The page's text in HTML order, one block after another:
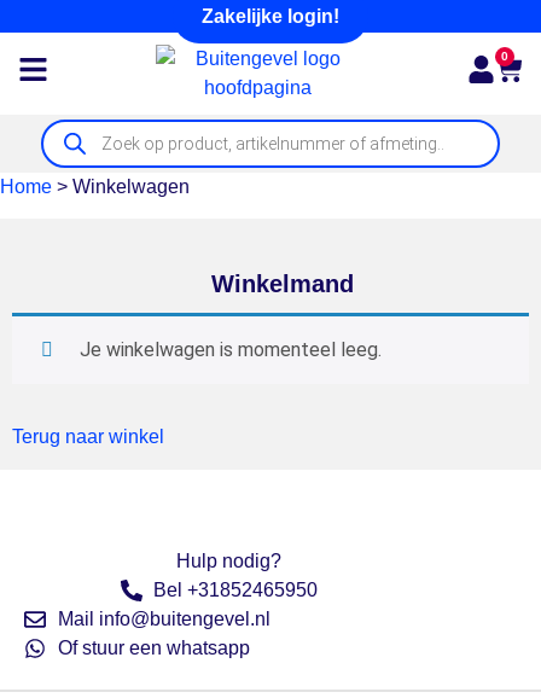
Zakelijke login!
0
Home > Winkelwagen
Winkelmand
Je winkelwagen is momenteel leeg.
Terug naar winkel
Hulp nodig?
Bel +31852465950
Mail info@buitengevel.nl
Of stuur een whatsapp